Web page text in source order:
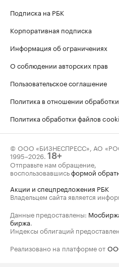
Подписка на РБК
Корпоративная подписка
Информация об ограничениях
О соблюдении авторских прав
Пользовательское соглашение
Политика в отношении
Политика обработки файлов
© ООО «БИЗНЕСПРЕСС», АО
1995–2026. 18+
Отправьте нам обращение,
воспользовавшисьформой
Акции и спецпредложения РБК
Владельцем сайта является
Данные предоставлены:
биржа.
Индексы облигаций
Реализовано на платформе от